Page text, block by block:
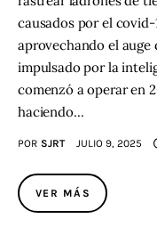
causados por el
aprovechando el
impulsado por la
comenzó a operar en
haciendo…
POR SJRT JULIO 9, 2025
VER MÁS